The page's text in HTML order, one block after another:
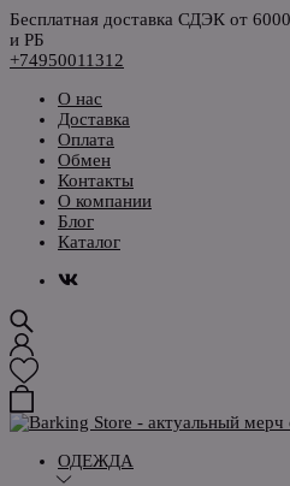
Бесплатная доставка СДЭК от
и РБ
+74950011312
О нас
Доставка
Оплата
Обмен
Контакты
О компании
Блог
Каталог
ОДЕЖДА